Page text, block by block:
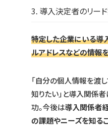
3. 導入決定者のリー
特定した企業にいる導
ルアドレスなどの情報
「自分の個人情報を渡
知りたい」と導入関係
功。今後は導入関係者
の課題やニーズを知る